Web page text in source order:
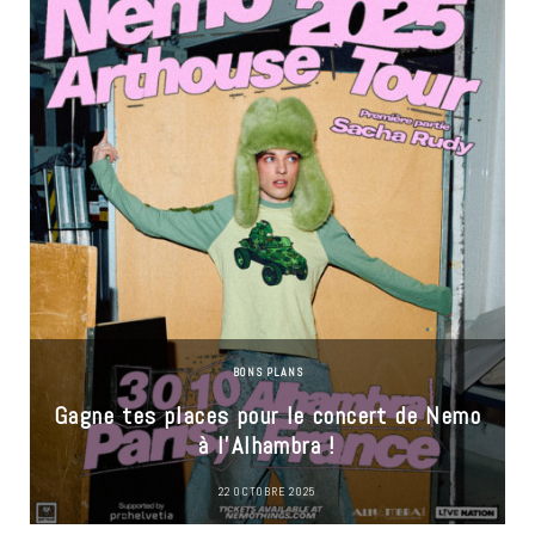
BONS PLANS
Gagne tes places pour le concert de Nemo
à l’Alhambra !
22 OCTOBRE 2025